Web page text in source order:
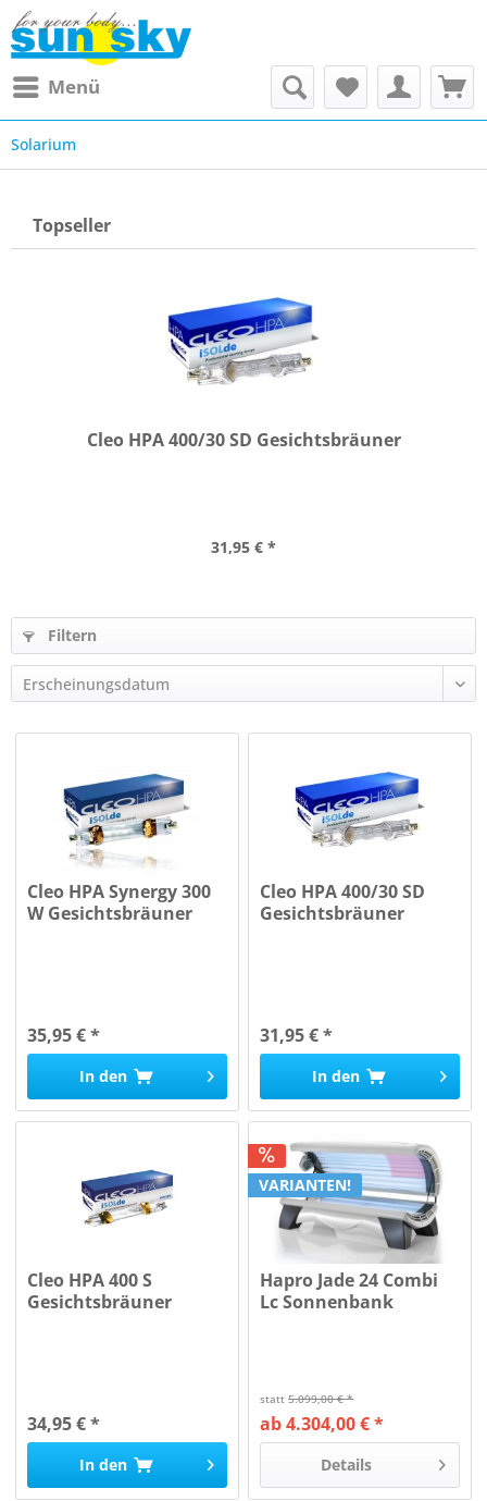
Menü
Solarium
Topseller
Cleo HPA 400/30 SD Gesichtsbräuner
31,95 € *
Filtern
Cleo HPA Synergy 300
W Gesichtsbräuner
35,95 € *
In den
Cleo HPA 400/30 SD
Gesichtsbräuner
31,95 € *
In den
Cleo HPA 400 S
Gesichtsbräuner
34,95 € *
In den
VARIANTEN!
Hapro Jade 24 Combi
Lc Sonnenbank
statt5.099,00 € *
ab 4.304,00 € *
Details